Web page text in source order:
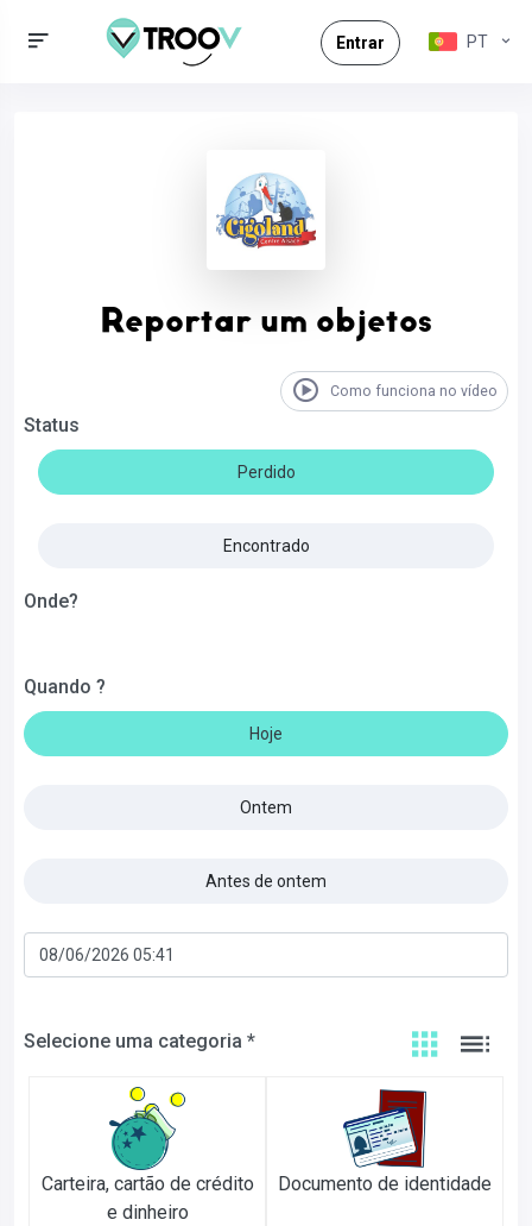
Entrar PT
Reportar um objetos
Como funciona no vídeo
Status
Perdido
Encontrado
Onde?
Quando ?
Hoje
Ontem
Antes de ontem
Selecione uma categoria *
Carteira, cartão de crédito
e dinheiro
Documento de identidade